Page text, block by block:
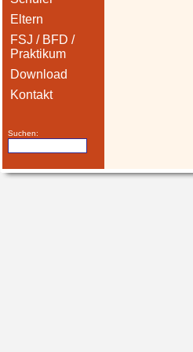
Eltern
FSJ / BFD /
Praktikum
Download
Kontakt
Suchen: